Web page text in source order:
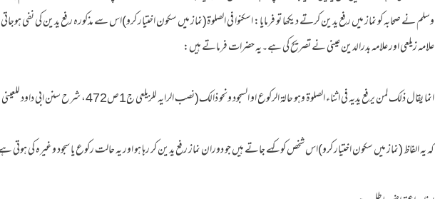
وسلم نے صحابہ کو نماز میں رفع یدین کرتے دیکھا تو فرمایا: اسکنوا فی الصلوۃ(نماز میں سکون اختیار کرو)اس سے مذکورہ رفع یدین کی نفی
علامہ زیلعی اور علامہ بدرالدین عینی نے تصریح کی ہے۔یہ حضرات فرماتے ہیں:
انما یقال ذلک لمن یرفع یدیہ فی اثناء الصلوۃ وہو حالۃ الرکوع او السجود ونحو ذالک(نصب الرایہ للزیلعی ج1ص472، شرح سنن ابی داود للعینی ج3ص29)
کہ یہ الفاظ (نماز میں سکون اختیار کرو)اس شخص کو کہے جاتے ہیں جو دوران نماز رفع یدین کر رہا ہو اور یہ حالت رکوع یا سجود وغیرہ کی ہوتی